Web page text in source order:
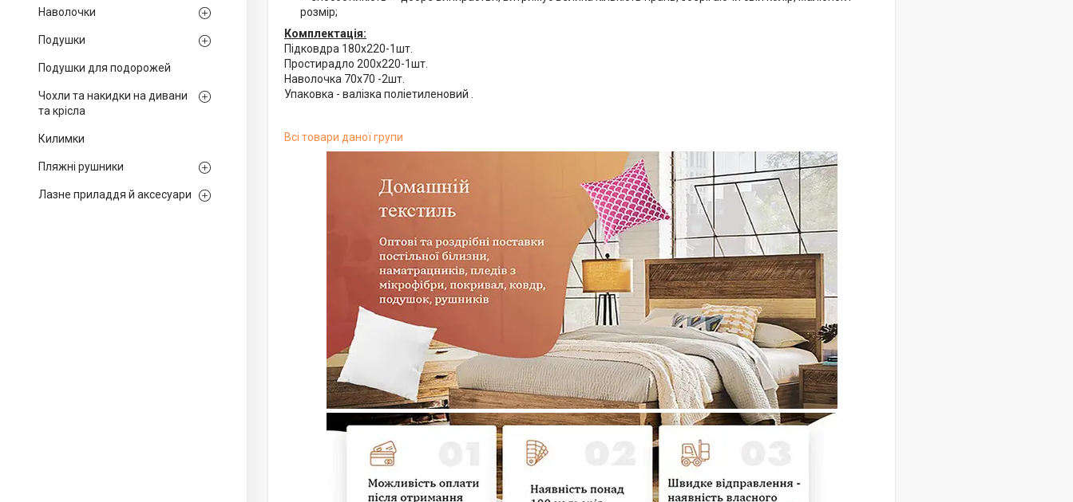
Наволочки
Подушки
Подушки для подорожей
Чохли та накидки на дивани
та крісла
Килимки
Пляжні рушники
Лазне приладдя й аксесуари
розмір;
Комплектація:
Підковдра 180х220-1шт.
Простирадло 200х220-1шт.
Наволочка 70х70 -2шт.
Упаковка - валізка поліетиленовий .
Всі товари даної групи